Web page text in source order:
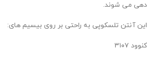
دهی می شوند.
این آنتن تلسکوپی به راحتی بر روی بیسیم های:
کنوود ۳۱۰۷